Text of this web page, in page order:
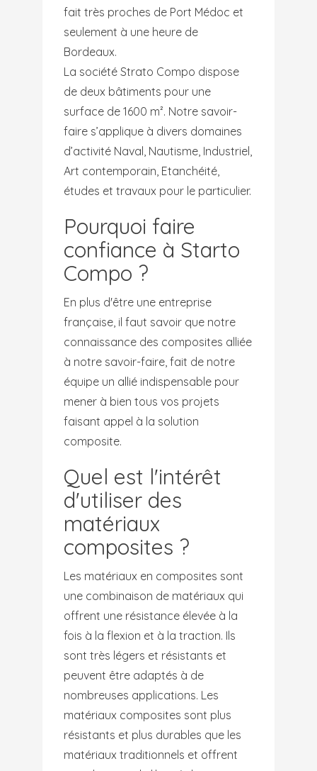
fait très proches de Port Médoc et
seulement à une heure de
Bordeaux.
La société Strato Compo dispose
de deux bâtiments pour une
surface de 1600 m². Notre savoir-
faire s’applique à divers domaines
d’activité Naval, Nautisme, Industriel,
Art contemporain, Etanchéité,
études et travaux pour le particulier.
Pourquoi faire
confiance à Starto
Compo ?
En plus d'être une entreprise
française, il faut savoir que notre
connaissance des composites alliée
à notre savoir-faire, fait de notre
équipe un allié indispensable pour
mener à bien tous vos projets
faisant appel à la solution
composite.
Quel est l'intérêt
d'utiliser des
matériaux
composites ?
Les matériaux en composites sont
une combinaison de matériaux qui
offrent une résistance élevée à la
fois à la flexion et à la traction. Ils
sont très légers et résistants et
peuvent être adaptés à de
nombreuses applications. Les
matériaux composites sont plus
résistants et plus durables que les
matériaux traditionnels et offrent